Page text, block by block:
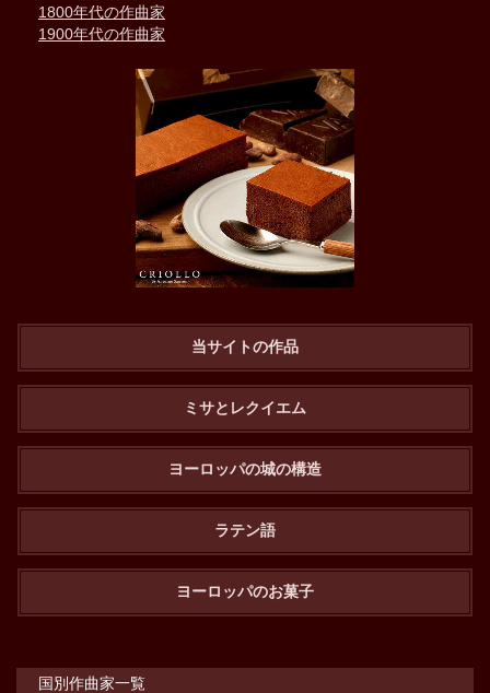
1800年代の作曲家
1900年代の作曲家
当サイトの作品
ミサとレクイエム
ヨーロッパの城の構造
ラテン語
ヨーロッパのお菓子
国別作曲家一覧